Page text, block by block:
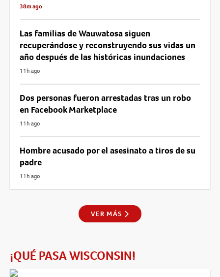
38m ago
Las familias de Wauwatosa siguen
recuperándose y reconstruyendo sus vidas un
año después de las históricas inundaciones
11h ago
Dos personas fueron arrestadas tras un robo
en Facebook Marketplace
11h ago
Hombre acusado por el asesinato a tiros de su
padre
11h ago
VER MÁS
¡QUÉ PASA WISCONSIN!